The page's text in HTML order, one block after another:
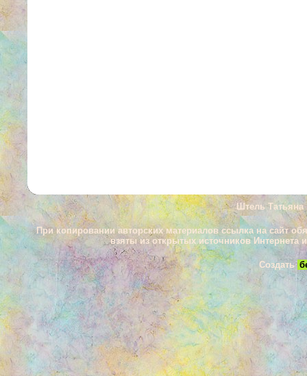
Штель Татьяна
При копировании авторских материалов ссылка на сайт
взяты из открытых источников Интернета
Создать